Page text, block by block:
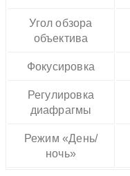
Угол обзора
объектива
Фокусировка
Регулировка
диафрагмы
Режим «День/
ночь»